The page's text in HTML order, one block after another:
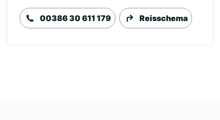
00386 30 611 179 Reisschema